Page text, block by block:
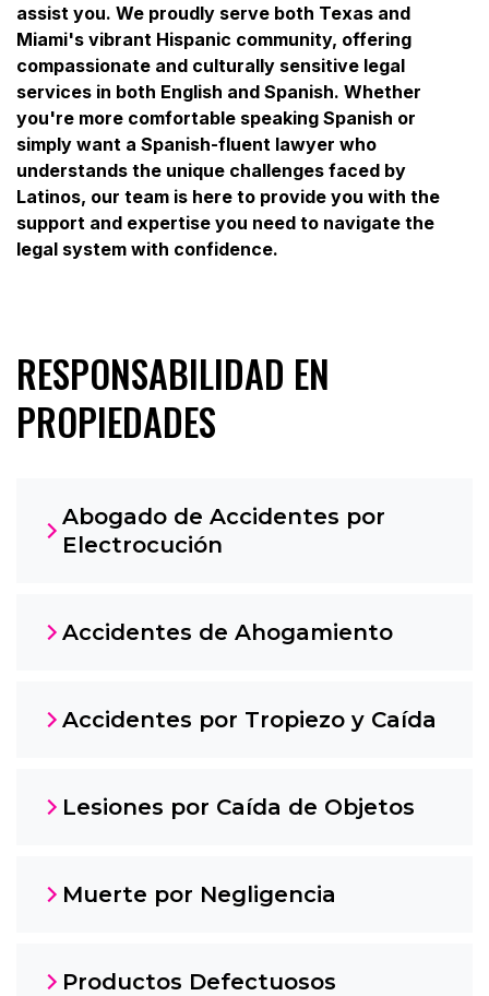
assist you. We proudly serve both Texas and
Miami's vibrant Hispanic community, offering
compassionate and culturally sensitive legal
services in both English and Spanish. Whether
you're more comfortable speaking Spanish or
simply want a Spanish-fluent lawyer who
understands the unique challenges faced by
Latinos, our team is here to provide you with the
support and expertise you need to navigate the
legal system with confidence.
RESPONSABILIDAD EN
PROPIEDADES
Abogado de Accidentes por
Electrocución
Accidentes de Ahogamiento
Accidentes por Tropiezo y Caída
Lesiones por Caída de Objetos
Muerte por Negligencia
Productos Defectuosos